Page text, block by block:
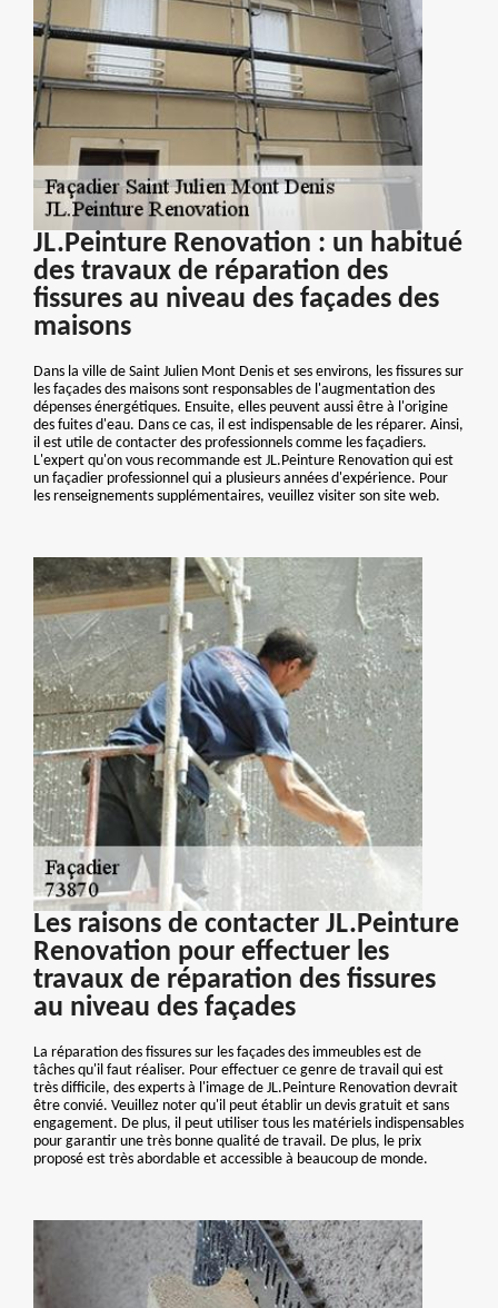
JL.Peinture Renovation : un habitué
des travaux de réparation des
fissures au niveau des façades des
maisons
Dans la ville de Saint Julien Mont Denis et ses environs, les fissures sur
les façades des maisons sont responsables de l'augmentation des
dépenses énergétiques. Ensuite, elles peuvent aussi être à l'origine
des fuites d'eau. Dans ce cas, il est indispensable de les réparer. Ainsi,
il est utile de contacter des professionnels comme les façadiers.
L'expert qu'on vous recommande est JL.Peinture Renovation qui est
un façadier professionnel qui a plusieurs années d'expérience. Pour
les renseignements supplémentaires, veuillez visiter son site web.
Les raisons de contacter JL.Peinture
Renovation pour effectuer les
travaux de réparation des fissures
au niveau des façades
La réparation des fissures sur les façades des immeubles est de
tâches qu'il faut réaliser. Pour effectuer ce genre de travail qui est
très difficile, des experts à l'image de JL.Peinture Renovation devrait
être convié. Veuillez noter qu'il peut établir un devis gratuit et sans
engagement. De plus, il peut utiliser tous les matériels indispensables
pour garantir une très bonne qualité de travail. De plus, le prix
proposé est très abordable et accessible à beaucoup de monde.